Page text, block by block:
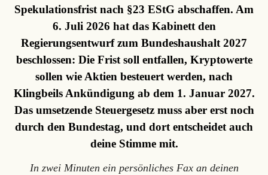
Spekulationsfrist nach §23 EStG abschaffen. Am
6. Juli 2026 hat das Kabinett den
Regierungsentwurf zum Bundeshaushalt 2027
beschlossen: Die Frist soll entfallen, Kryptowerte
sollen wie Aktien besteuert werden, nach
Klingbeils Ankündigung ab dem 1. Januar 2027.
Das umsetzende Steuergesetz muss aber erst noch
durch den Bundestag, und dort entscheidet auch
deine Stimme mit.
In zwei Minuten ein persönliches Fax an deinen